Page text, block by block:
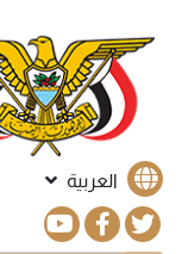
العربية